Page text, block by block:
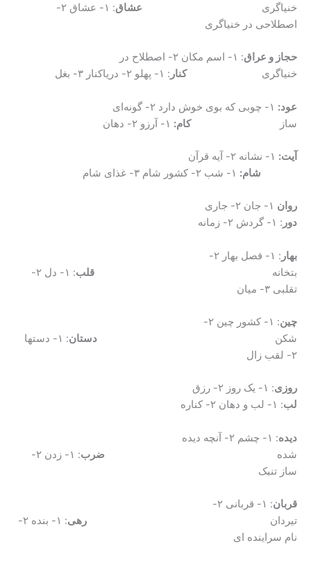
خنیاگری عشاق
: ۱- عشاق ۲-
اصطلاحی در خنیاگری
حجاز و عراق
: ۱- اسم مکان ۲- اصطلاح در
خنیاگریکنار : ۱- پهلو ۲- دریاکنار ۳- بغل
عود:
۱- چوبی که بوی خوش دارد ۲- گونه‌ای
سازکام:
آیت:
۱- نشانه ۲- آیه قرآن
شام:
روان
دور : ۱- گردش ۲- زمانه
بهار
: ۱- فصل بهار ۲-
بتخانه قلب
: ۱- دل ۲-
تقلبی ۳- میان
چین
: ۱- کشور چین ۲-
شکن دستان
: ۱- دستها
۲- لقب زال
روزی: ۱- یک روز ۲- رزق
لب: ۱- لب و دهان ۲- کناره
دیده
: ۱- چشم ۲- آنچه دیده
شده ضرب
: ۱- زدن ۲-
ساز تنبک
قربان
: ۱- قربانی ۲-
تیردان رهی
: ۱- بنده ۲-
نام سراینده ای